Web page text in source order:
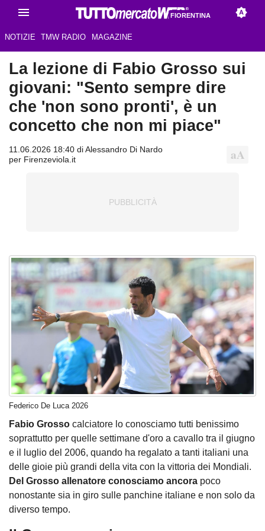
FIORENTINA
NOTIZIE TMW RADIO MAGAZINE
La lezione di Fabio Grosso sui
giovani: "Sento sempre dire
che 'non sono pronti', è un
concetto che non mi piace"
11.06.2026 18:40 di Alessandro Di Nardo
per Firenzeviola.it
Federico De Luca 2026
Fabio Grosso calciatore lo conosciamo tutti benissimo
soprattutto per quelle settimane d'oro a cavallo tra il giugno
e il luglio del 2006, quando ha regalato a tanti italiani una
delle gioie più grandi della vita con la vittoria dei Mondiali.
Del Grosso allenatore conosciamo ancora poco
nonostante sia in giro sulle panchine italiane e non solo da
diverso tempo.